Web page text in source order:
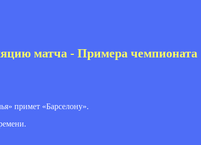
матча - Примера чемпионата
примет «Барселону».